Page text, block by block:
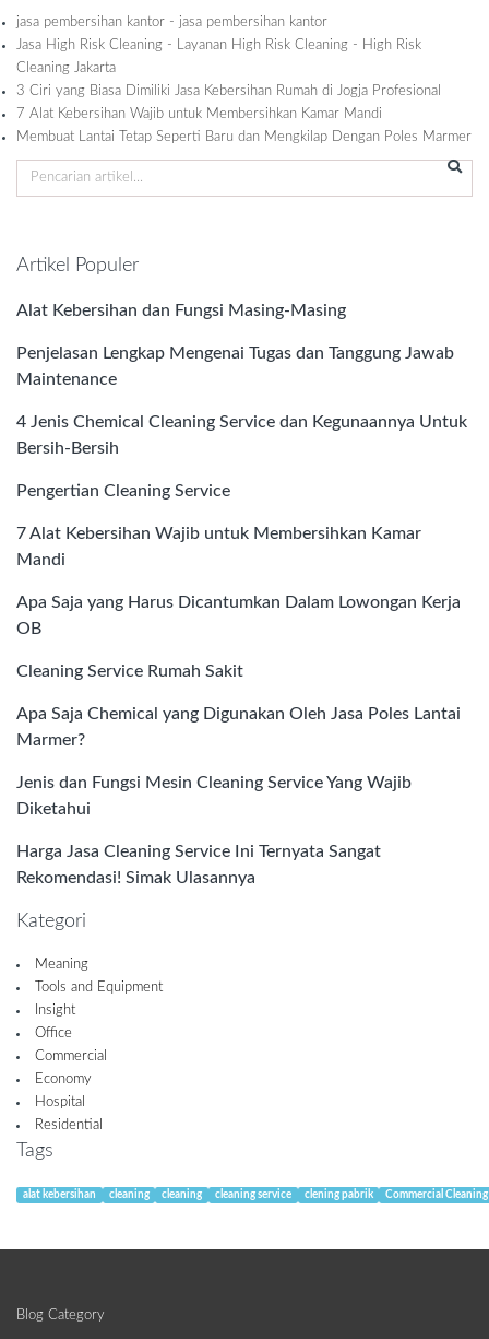
jasa pembersihan kantor - jasa pembersihan kantor
Jasa High Risk Cleaning - Layanan High Risk Cleaning - High Risk
Cleaning Jakarta
3 Ciri yang Biasa Dimiliki Jasa Kebersihan Rumah di Jogja Profesional
7 Alat Kebersihan Wajib untuk Membersihkan Kamar Mandi
Membuat Lantai Tetap Seperti Baru dan Mengkilap Dengan Poles Marmer
Artikel Populer
Alat Kebersihan dan Fungsi Masing-Masing
Penjelasan Lengkap Mengenai Tugas dan Tanggung Jawab
Maintenance
4 Jenis Chemical Cleaning Service dan Kegunaannya Untuk
Bersih-Bersih
Pengertian Cleaning Service
7 Alat Kebersihan Wajib untuk Membersihkan Kamar
Mandi
Apa Saja yang Harus Dicantumkan Dalam Lowongan Kerja
OB
Cleaning Service Rumah Sakit
Apa Saja Chemical yang Digunakan Oleh Jasa Poles Lantai
Marmer?
Jenis dan Fungsi Mesin Cleaning Service Yang Wajib
Diketahui
Harga Jasa Cleaning Service Ini Ternyata Sangat
Rekomendasi! Simak Ulasannya
Kategori
Meaning
Tools and Equipment
Insight
Office
Commercial
Economy
Hospital
Residential
Tags
alat kebersihan cleaning cleaning cleaning service clening pabrik Commercial Cleaning
Blog Category